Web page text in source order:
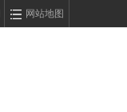
网站地图